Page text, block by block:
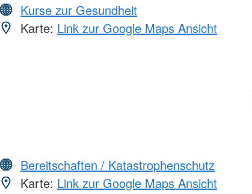
Kurse zur Gesundheit
Karte: Link zur Google Maps Ansicht
Bereitschaften / Katastrophenschutz
Karte: Link zur Google Maps Ansicht